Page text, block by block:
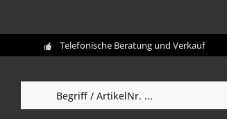
Telefonische Beratung und Verkauf